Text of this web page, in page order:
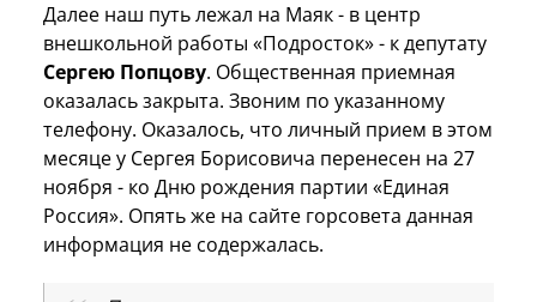
Далее наш путь лежал на Маяк - в центр
внешкольной работы «Подросток» - к депутату
Сергею Попцову. Общественная приемная
оказалась закрыта. Звоним по указанному
телефону. Оказалось, что личный прием в этом
месяце у Сергея Борисовича перенесен на 27
ноября - ко Дню рождения партии «Единая
Россия». Опять же на сайте горсовета данная
информация не содержалась.